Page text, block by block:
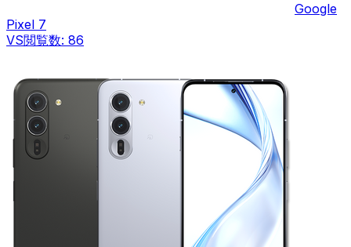
Google
Pixel 7
VS閲覧数: 86